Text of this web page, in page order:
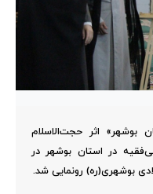
بوشهر» اثر حجت‌الاسلام
در استان بوشهر در
بوشهری(ره) رونمایی شد.